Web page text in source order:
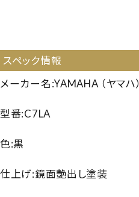
スペック情報
メーカー名:YAMAHA （ヤマハ）
型番:C7LA
色:黒
仕上げ:鏡面艶出し塗装